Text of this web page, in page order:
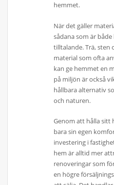
hemmet.
När det gäller
sådana som är
tilltalande. Trä, sten
material som ofta
kan ge hemmet en
på miljön är också
hållbara alternativ
och naturen.
Genom att hålla sitt
bara sin egen
investering i
hem är alltid mer
renoveringar som
en högre